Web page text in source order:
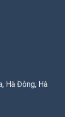
Hà Đông, Hà